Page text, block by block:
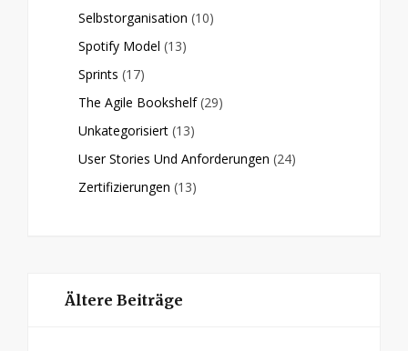
Selbstorganisation (10)
Spotify Model (13)
Sprints (17)
The Agile Bookshelf (29)
Unkategorisiert (13)
User Stories Und Anforderungen (24)
Zertifizierungen (13)
Ältere Beiträge